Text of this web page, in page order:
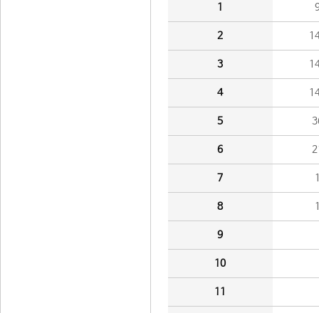
1
2
3
4
5
6
7
8
9
10
11